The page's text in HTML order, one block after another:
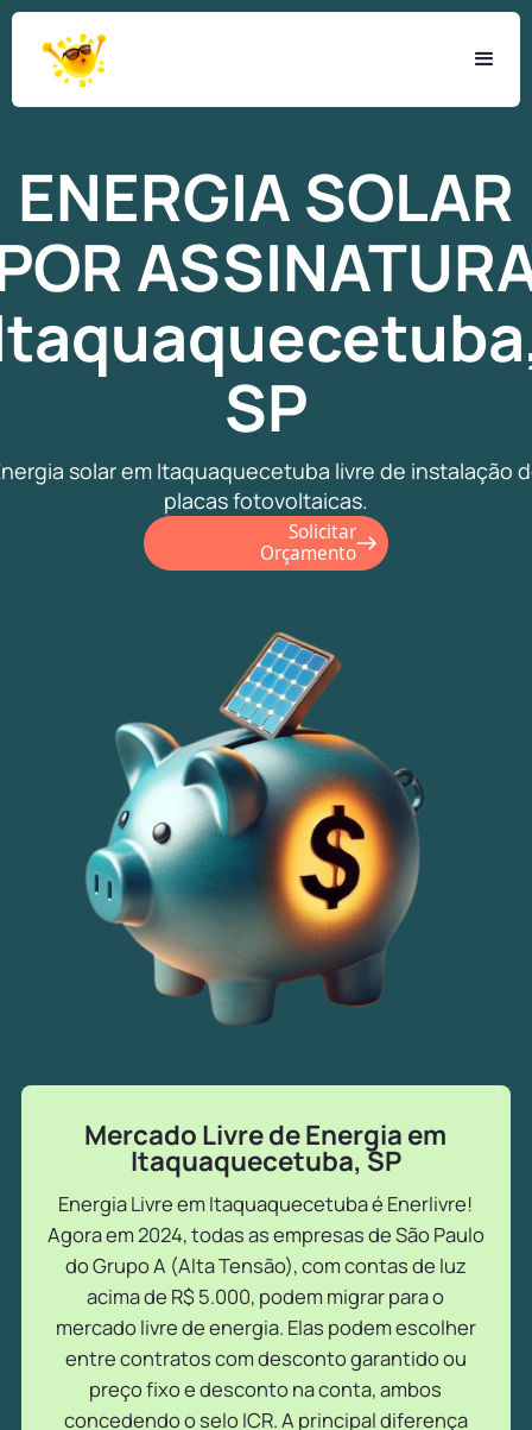
ENERGIA SOLAR
SP
solar em Itaquaquecetuba livre de instalação
placas fotovoltaicas.
Solicitar
Orçamento
Mercado Livre de Energia em
Itaquaquecetuba, SP
Energia Livre em Itaquaquecetuba é Enerlivre!
Agora em 2024, todas as empresas de São Paulo
do Grupo A (Alta Tensão), com contas de luz
acima de R$ 5.000, podem migrar para o
mercado livre de energia. Elas podem escolher
entre contratos com desconto garantido ou
preço fixo e desconto na conta, ambos
concedendo o selo ICR. A principal diferença